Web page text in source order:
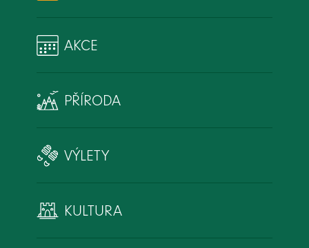
AKCE
PŘÍRODA
VÝLETY
KULTURA